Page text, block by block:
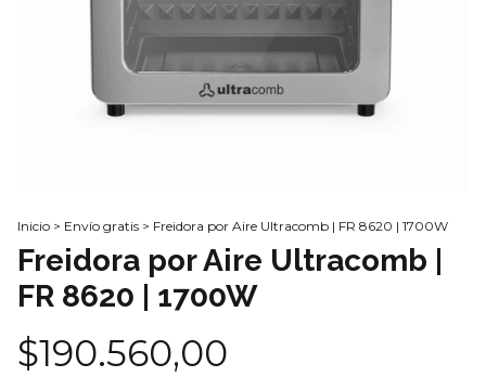
Inicio > Envío gratis > Freidora por Aire Ultracomb | FR 8620 | 1700W
Freidora por Aire Ultracomb |
FR 8620 | 1700W
$190.560,00